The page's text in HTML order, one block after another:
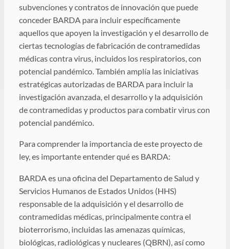
subvenciones y contratos de innovación que puede
conceder BARDA para incluir específicamente
aquellos que apoyen la investigación y el desarrollo de
ciertas tecnologías de fabricación de contramedidas
médicas contra virus, incluidos los respiratorios, con
potencial pandémico. También amplía las iniciativas
estratégicas autorizadas de BARDA para incluir la
investigación avanzada, el desarrollo y la adquisición
de contramedidas y productos para combatir virus con
potencial pandémico.
Para comprender la importancia de este proyecto de
ley, es importante entender qué es BARDA:
BARDA es una oficina del Departamento de Salud y
Servicios Humanos de Estados Unidos (HHS)
responsable de la adquisición y el desarrollo de
contramedidas médicas, principalmente contra el
bioterrorismo, incluidas las amenazas químicas,
biológicas, radiológicas y nucleares (QBRN), así como